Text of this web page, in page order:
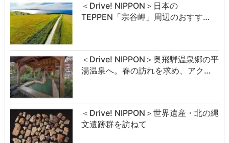
＜Drive! NIPPON＞日本の
TEPPEN「宗谷岬」周辺のおすす…
＜Drive! NIPPON＞奥飛騨温泉郷の平
湯温泉へ。春の訪れを求め、アク…
＜Drive! NIPPON＞世界遺産・北の縄
文遺跡群を訪ねて